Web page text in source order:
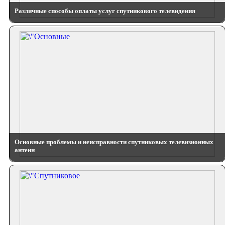
Различные способы оплаты услуг спутникового телевидения
Основные проблемы и неисправности спутниковых телевизионных
антенн